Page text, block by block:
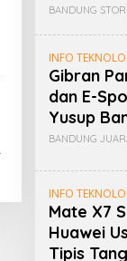
BANDUNG
INFO
Gibran
dan E-
Yusup
BANDUNG
INFO
Mate X7
Huawei
Tipis